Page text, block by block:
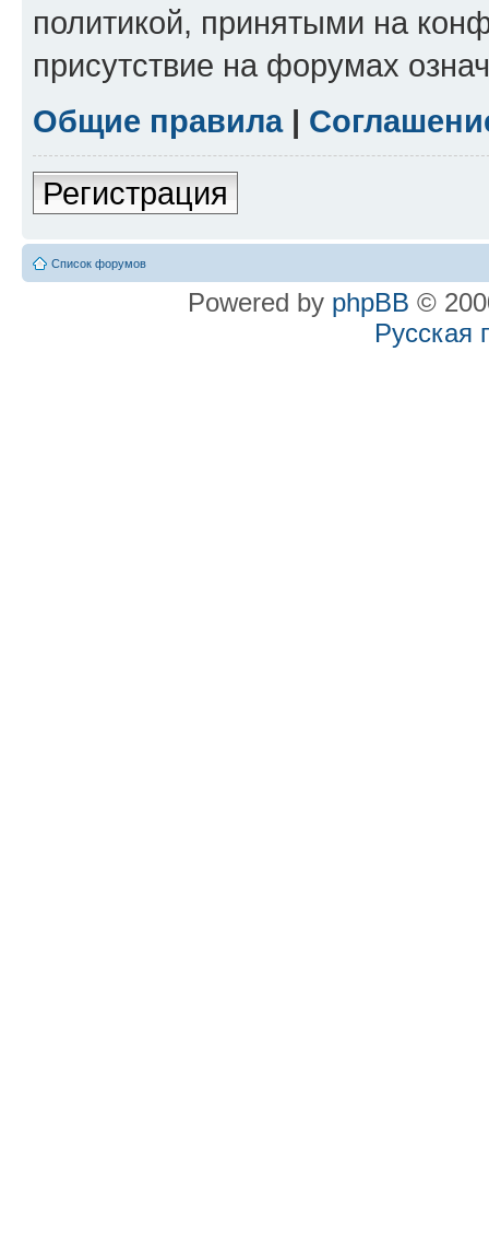
политикой, принятыми на
присутствие на форумах
Общие правила|
Регистрация
Список форумов
Powered by phpBB ©
Русская